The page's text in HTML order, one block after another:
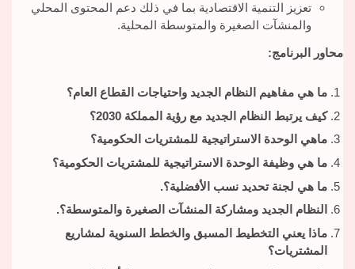
تعزيز التنمية الاقتصادية بما في ذلك دعم المحتوى المحلي
والمنشآت الصغيرة والمتوسطة المحلية.
محاور البرنامج:
ما هي مفاهيم النظام الجديد واحتياجات القطاع العام؟
كيف يرتبط النظام الجديد مع رؤية المملكة 2030؟
ماهي الوحدة الاستراتيجية للمشتريات الحكومية؟
ما هي وظيفة الوحدة الاستراتيجية للمشتريات الحكومية؟
ما هي لجنة تحديد نسب الأفضلية؟.
النظام الجديد ومشاركة المنشآت الصغيرة والمتوسطة؟.
ماذا يعني التخطيط المسبق والخطط السنوية لمشاريع
المشتريات؟